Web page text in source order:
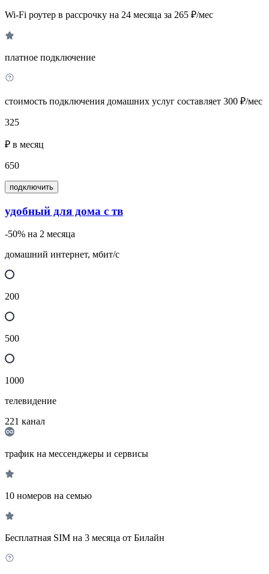
Wi-Fi роутер в рассрочку на 24 месяца за 265 ₽/мес
платное подключение
стоимость подключения домашних услуг составляет 300 ₽/мес
325
₽ в месяц
650
подключить
удобный для дома с тв
-50% на 2 месяца
домашний интернет, мбит/с
200
500
1000
телевидение
221 канал
трафик на мессенджеры и сервисы
10 номеров на семью
Бесплатная SIM на 3 месяца от Билайн